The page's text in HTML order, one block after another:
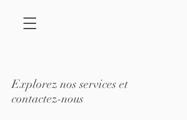
Explorez nos services et
contactez-nous